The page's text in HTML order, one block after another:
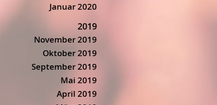
Januar 2020
2019
November 2019
Oktober 2019
September 2019
Mai 2019
April 2019